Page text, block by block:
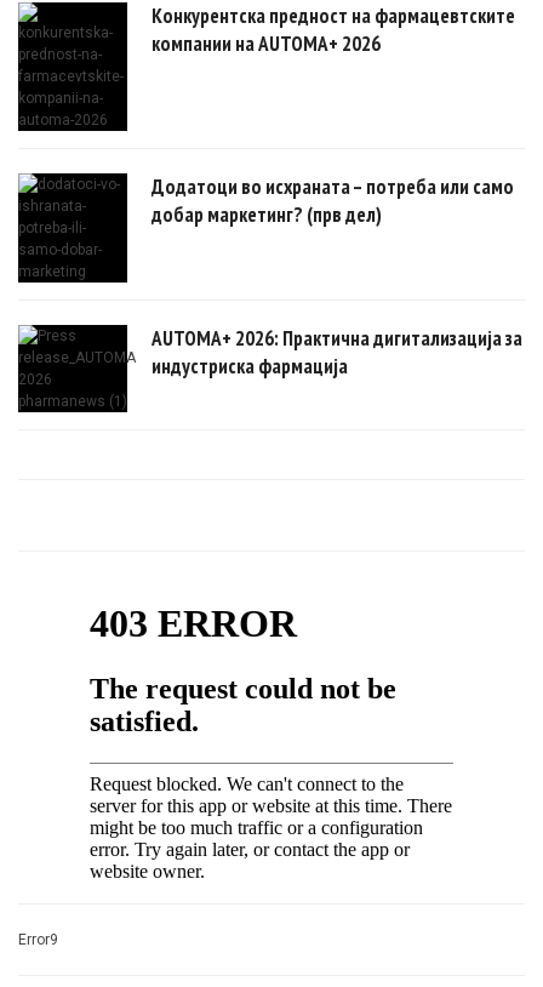
Конкурентска предност на фармацевтските
компании на AUTOMA+ 2026
Додатоци во исхраната – потреба или само
добар маркетинг? (прв дел)
AUTOMA+ 2026: Практична дигитализација за
индустриска фармација
Error9